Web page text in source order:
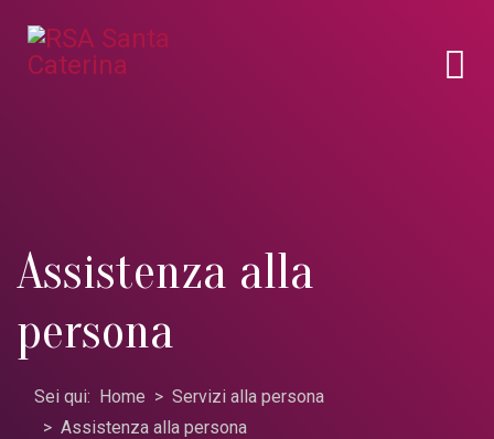
Assistenza alla
persona
Sei qui: Home
Servizi alla persona
Assistenza alla persona